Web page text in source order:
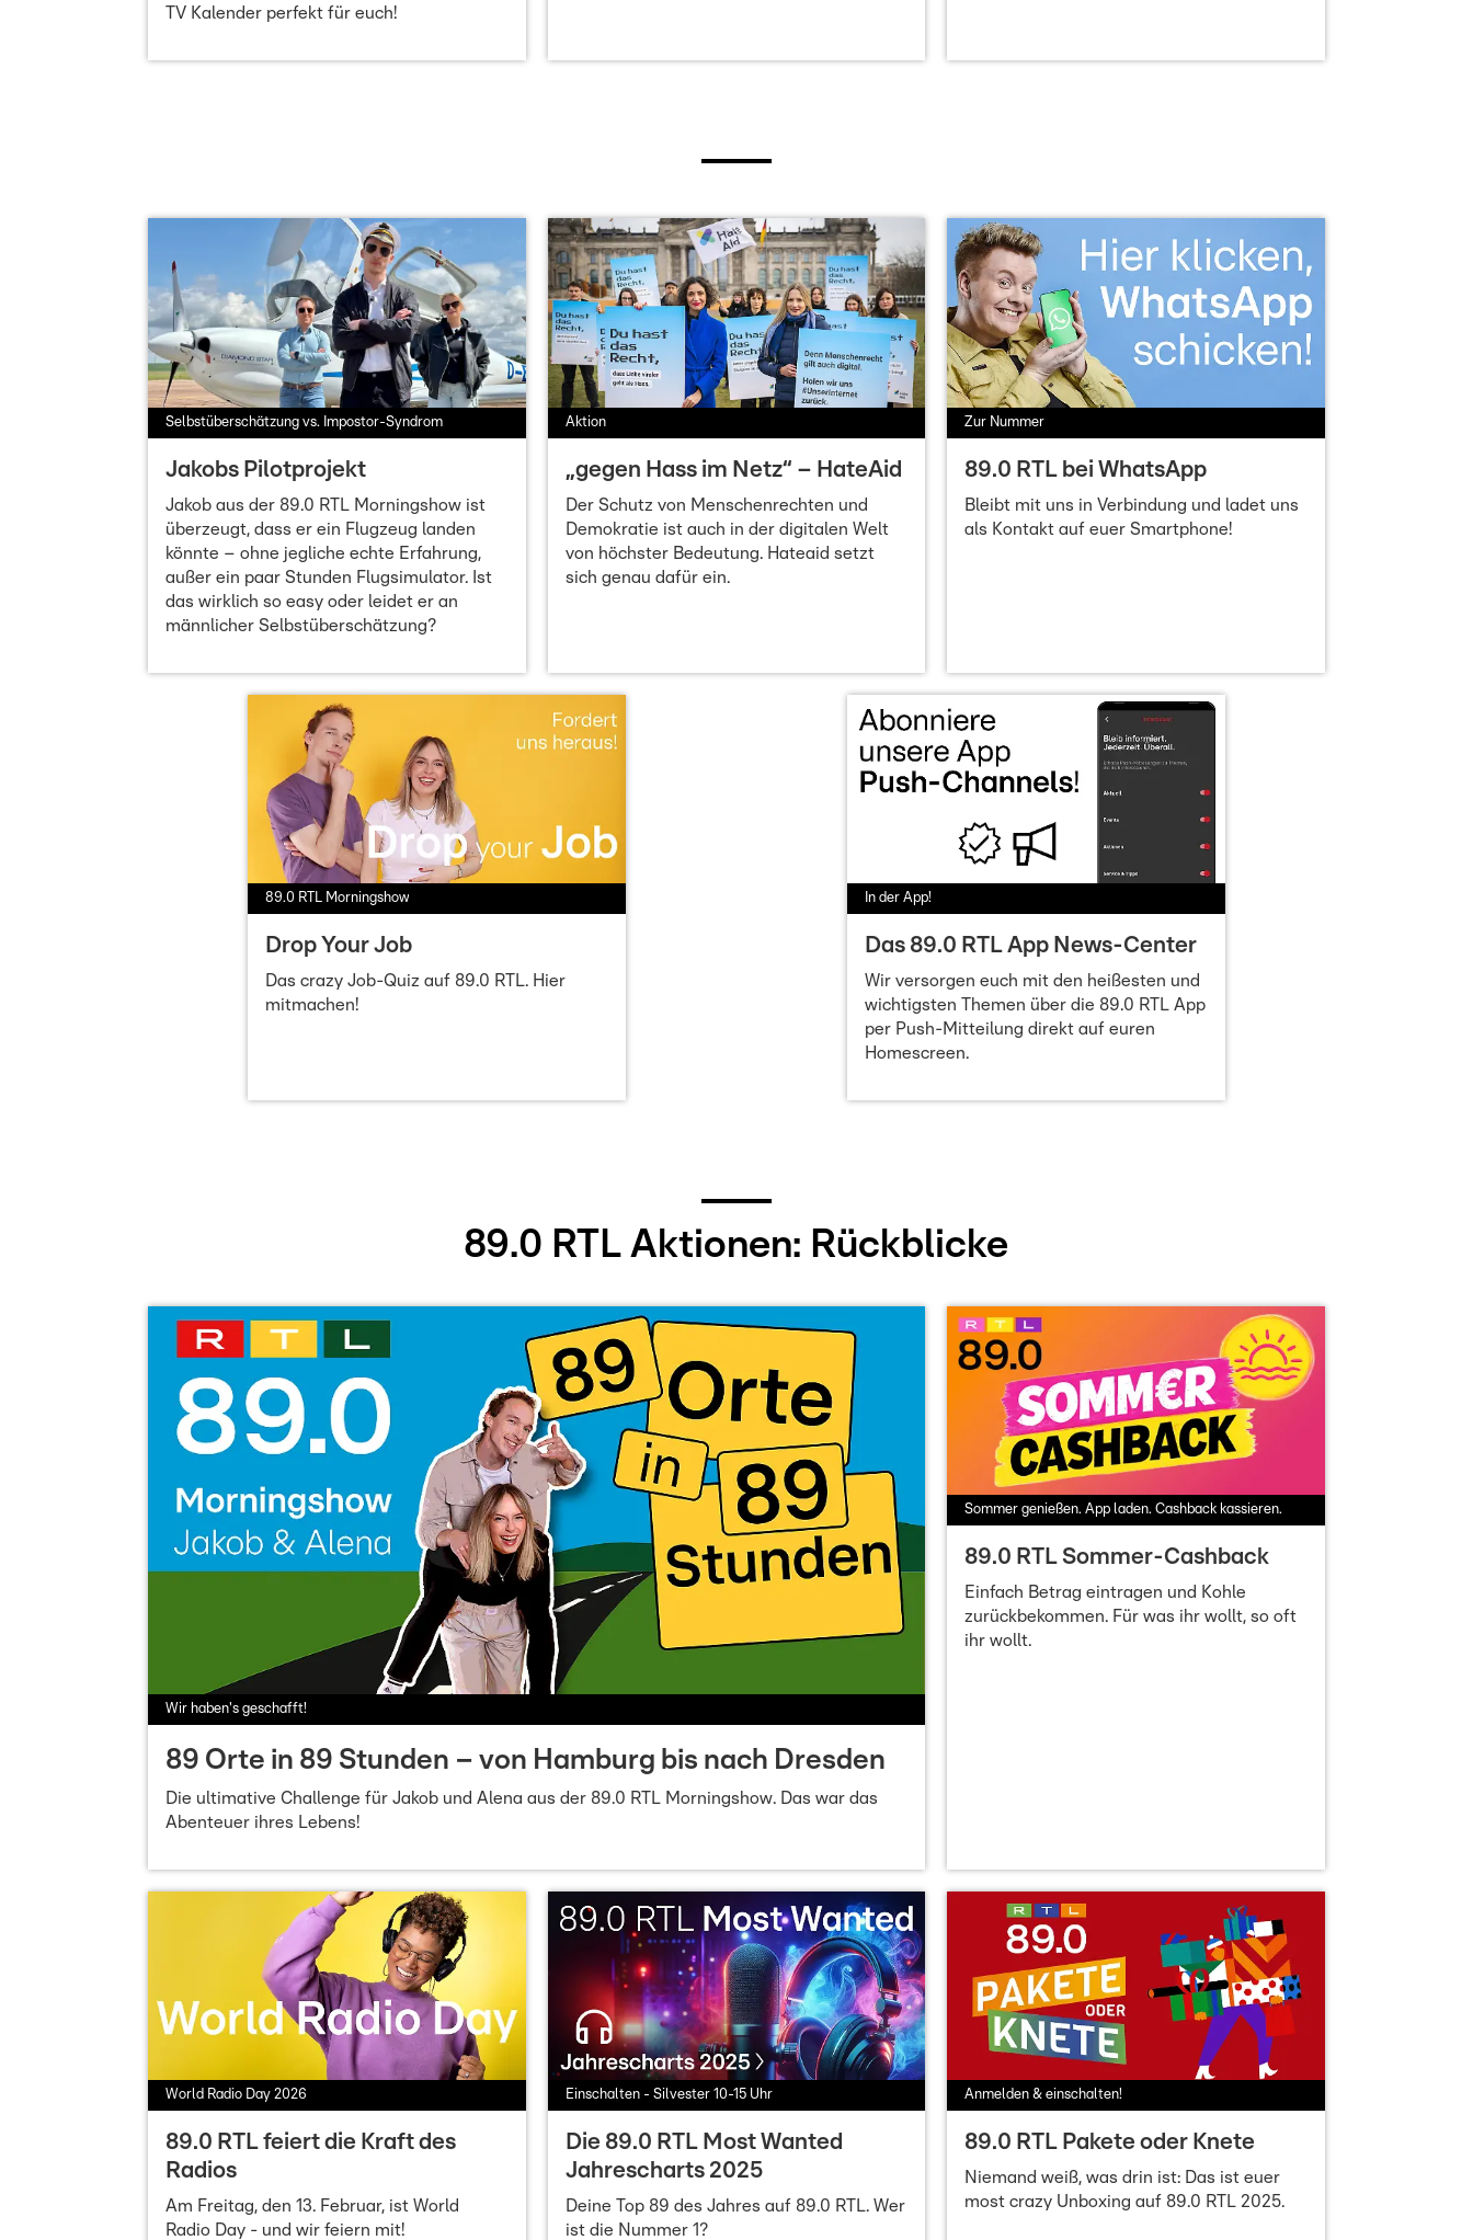
TV Kalender perfekt für euch!
Selbstüberschätzung vs. Impostor-Syndrom
Jakobs Pilotprojekt
Jakob aus der 89.0 RTL Morningshow ist
überzeugt, dass er ein Flugzeug landen
könnte – ohne jegliche echte Erfahrung,
außer ein paar Stunden Flugsimulator. Ist
das wirklich so easy oder leidet er an
männlicher Selbstüberschätzung?
Aktion
„gegen Hass im Netz“ – HateAid
Der Schutz von Menschenrechten und
Demokratie ist auch in der digitalen Welt
von höchster Bedeutung. Hateaid setzt
sich genau dafür ein.
Zur Nummer
89.0 RTL bei WhatsApp
Bleibt mit uns in Verbindung und ladet uns
als Kontakt auf euer Smartphone!
89.0 RTL Morningshow
Drop Your Job
Das crazy Job-Quiz auf 89.0 RTL. Hier
mitmachen!
In der App!
Das 89.0 RTL App News-Center
Wir versorgen euch mit den heißesten und
wichtigsten Themen über die 89.0 RTL App
per Push-Mitteilung direkt auf euren
Homescreen.
89.0 RTL Aktionen: Rückblicke
Wir haben's geschafft!
89 Orte in 89 Stunden – von Hamburg bis nach Dresden
Die ultimative Challenge für Jakob und Alena aus der 89.0 RTL Morningshow. Das war das
Abenteuer ihres Lebens!
Sommer genießen. App laden. Cashback kassieren.
89.0 RTL Sommer-Cashback
Einfach Betrag eintragen und Kohle
zurückbekommen. Für was ihr wollt, so oft
ihr wollt.
World Radio Day 2026
89.0 RTL feiert die Kraft des
Radios
Am Freitag, den 13. Februar, ist World
Radio Day - und wir feiern mit!
Einschalten - Silvester 10-15 Uhr
Die 89.0 RTL Most Wanted
Jahrescharts 2025
Deine Top 89 des Jahres auf 89.0 RTL. Wer
ist die Nummer 1?
Anmelden & einschalten!
89.0 RTL Pakete oder Knete
Niemand weiß, was drin ist: Das ist euer
most crazy Unboxing auf 89.0 RTL 2025.